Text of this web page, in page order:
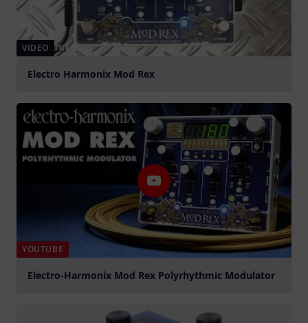
VIDEO
Electro Harmonix Mod Rex
YOUTUBE
Electro-Harmonix Mod Rex Polyrhythmic Modulator